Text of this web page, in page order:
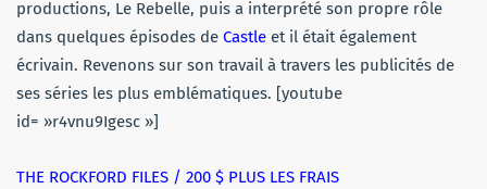
productions, Le Rebelle, puis a interprété son propre rôle
dans quelques épisodes de Castle et il était également
écrivain. Revenons sur son travail à travers les publicités de
ses séries les plus emblématiques. [youtube
id= »r4vnu9Igesc »]
THE ROCKFORD FILES / 200 $ PLUS LES FRAIS